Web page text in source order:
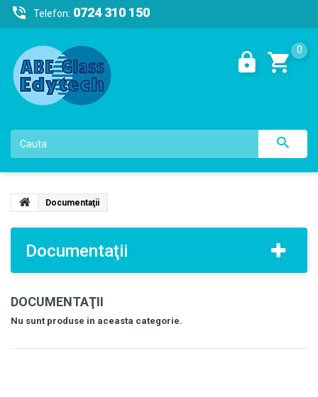
Telefon: 0724 310 150
0
Documentaţii
Documentaţii
DOCUMENTAŢII
Nu sunt produse in aceasta categorie.